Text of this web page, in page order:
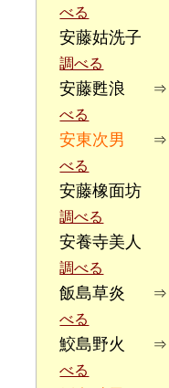
べる
安藤姑洗子
調べる
安藤甦浪 ⇒
べる
安東次男 ⇒
べる
安藤橡面坊
調べる
安養寺美人
調べる
飯島草炎 ⇒
べる
鮫島野火 ⇒
べる